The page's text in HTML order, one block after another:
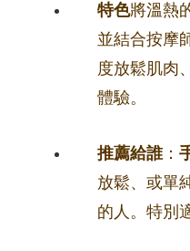
特色將溫熱
並結合按摩
度放鬆肌肉
體驗。
推薦給誰：
放鬆、或單
的人。特別